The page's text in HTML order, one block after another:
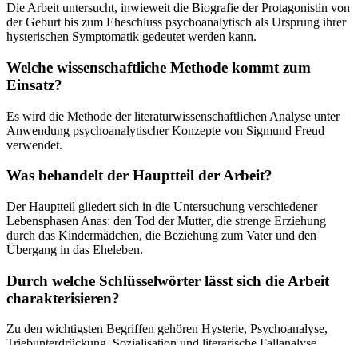
Die Arbeit untersucht, inwieweit die Biografie der Protagonistin von
der Geburt bis zum Eheschluss psychoanalytisch als Ursprung ihrer
hysterischen Symptomatik gedeutet werden kann.
Welche wissenschaftliche Methode kommt zum
Einsatz?
Es wird die Methode der literaturwissenschaftlichen Analyse unter
Anwendung psychoanalytischer Konzepte von Sigmund Freud
verwendet.
Was behandelt der Hauptteil der Arbeit?
Der Hauptteil gliedert sich in die Untersuchung verschiedener
Lebensphasen Anas: den Tod der Mutter, die strenge Erziehung
durch das Kindermädchen, die Beziehung zum Vater und den
Übergang in das Eheleben.
Durch welche Schlüsselwörter lässt sich die Arbeit
charakterisieren?
Zu den wichtigsten Begriffen gehören Hysterie, Psychoanalyse,